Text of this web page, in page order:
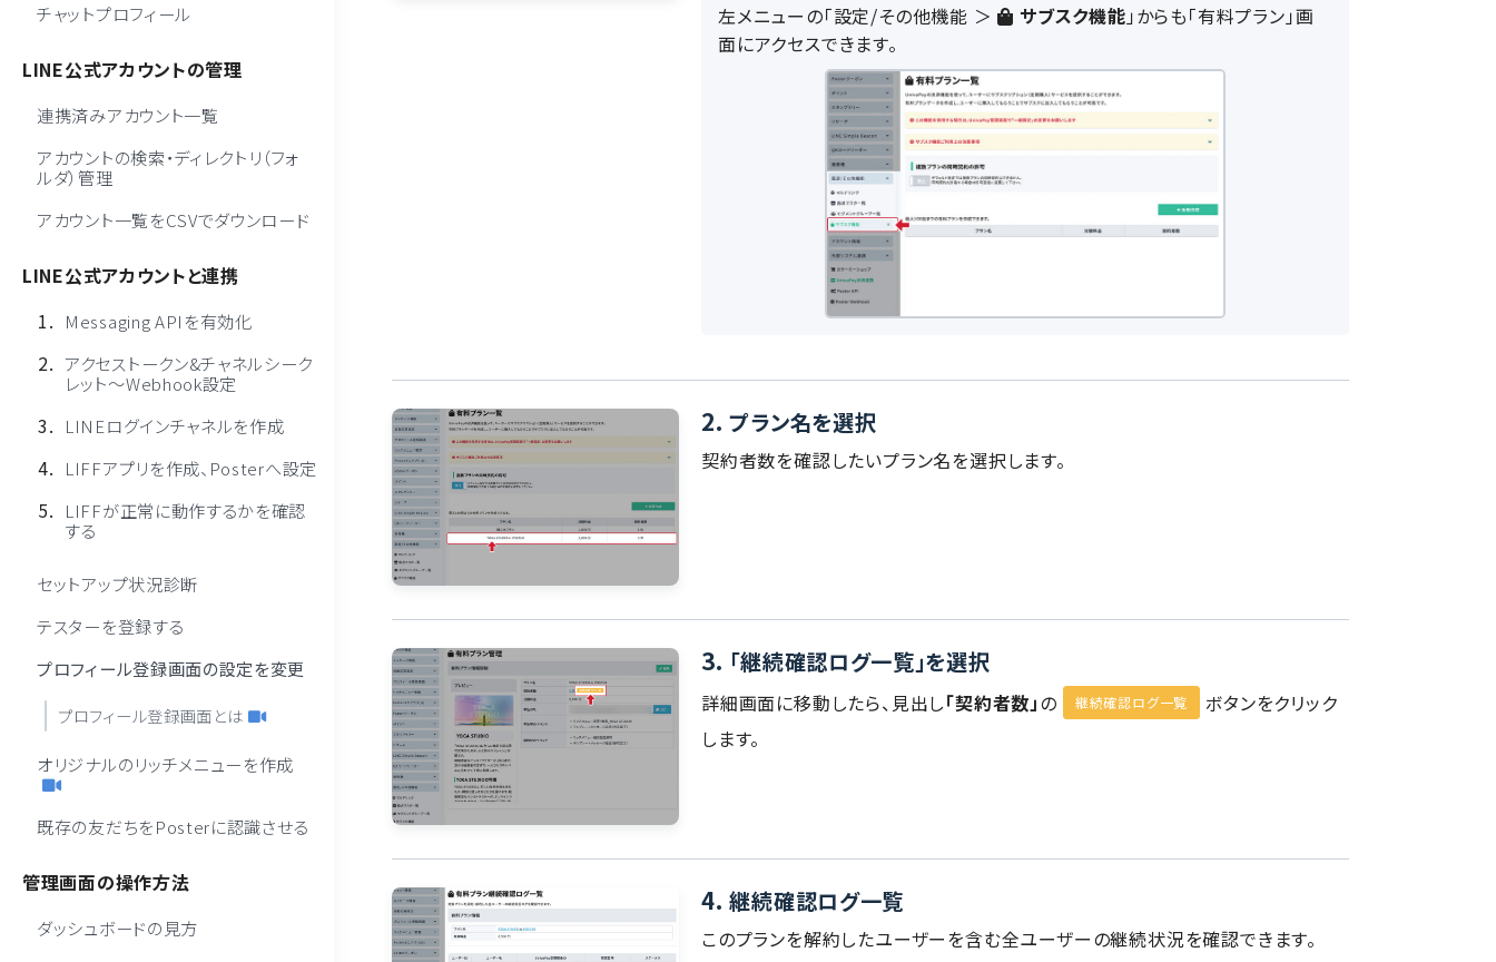
チャットプロフィール
LINE公式アカウントの管理
連携済みアカウント一覧
アカウントの検索・ディレクトリ（フォ
ルダ）管理
アカウント一覧をCSVでダウンロード
LINE公式アカウントと連携
Messaging APIを有効化
アクセストークン&チャネルシーク
レット〜Webhook設定
LINEログインチャネルを作成
LIFFアプリを作成、Posterへ設定
LIFFが正常に動作するかを確認
する
セットアップ状況診断
テスターを登録する
プロフィール登録画面の設定を変更
プロフィール登録画面とは
オリジナルのリッチメニューを作成
既存の友だちをPosterに認識させる
管理画面の操作方法
ダッシュボードの見方
左メニューの「設定/その他機能 ＞ サブスク機能」からも「有料プラン」画
面にアクセスできます。
2. プラン名を選択
契約者数を確認したいプラン名を選択します。
3. 「継続確認ログ一覧」を選択
詳細画面に移動したら、見出し「契約者数」の 継続確認ログ一覧
ボタンをクリック
します。
4. 継続確認ログ一覧
このプランを解約したユーザーを含む全ユーザーの継続状況を確認できます。